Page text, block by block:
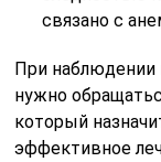
связано с
При
нужно
который
эффективное